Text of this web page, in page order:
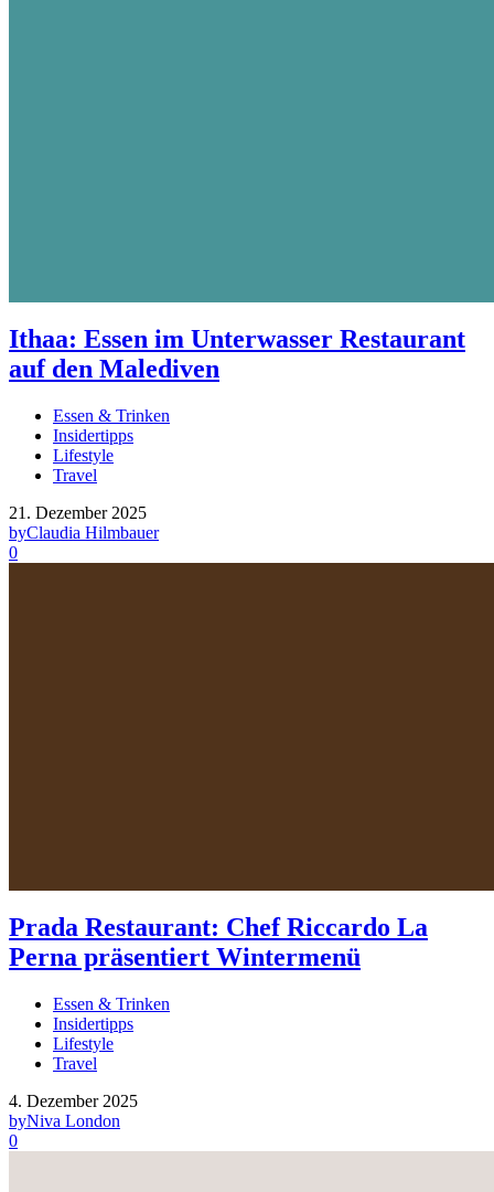
Ithaa: Essen im Unterwasser Restaurant
auf den Malediven
Essen & Trinken
Insidertipps
Lifestyle
Travel
21. Dezember 2025
byClaudia Hilmbauer
0
Prada Restaurant: Chef Riccardo La
Perna präsentiert Wintermenü
Essen & Trinken
Insidertipps
Lifestyle
Travel
4. Dezember 2025
byNiva London
0